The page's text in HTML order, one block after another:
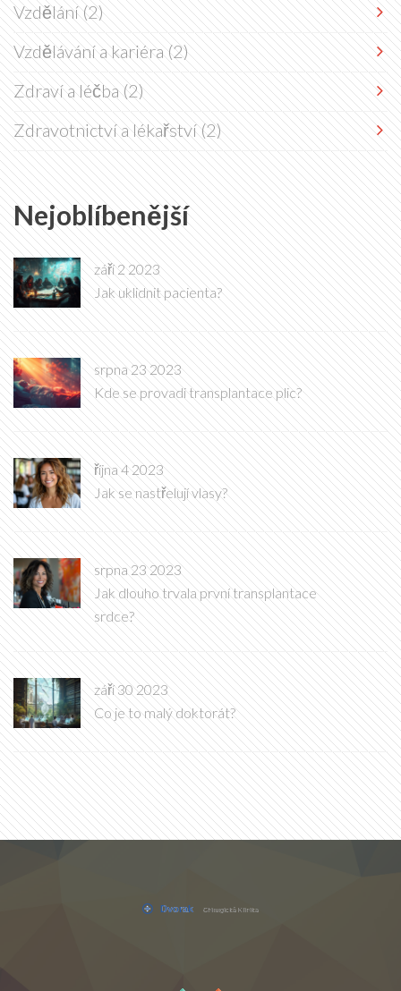
Vzdělání(2)
Vzdělávání a kariéra(2)
Zdraví a léčba(2)
Zdravotnictví a lékařství(2)
Nejoblíbenější
září 2 2023
Jak uklidnit pacienta?
srpna 23 2023
Kde se provadi transplantace plic?
října 4 2023
Jak se nastřelují vlasy?
srpna 23 2023
Jak dlouho trvala první transplantace
srdce?
září 30 2023
Co je to malý doktorát?